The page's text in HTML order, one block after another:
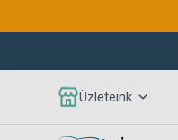
Üzleteink